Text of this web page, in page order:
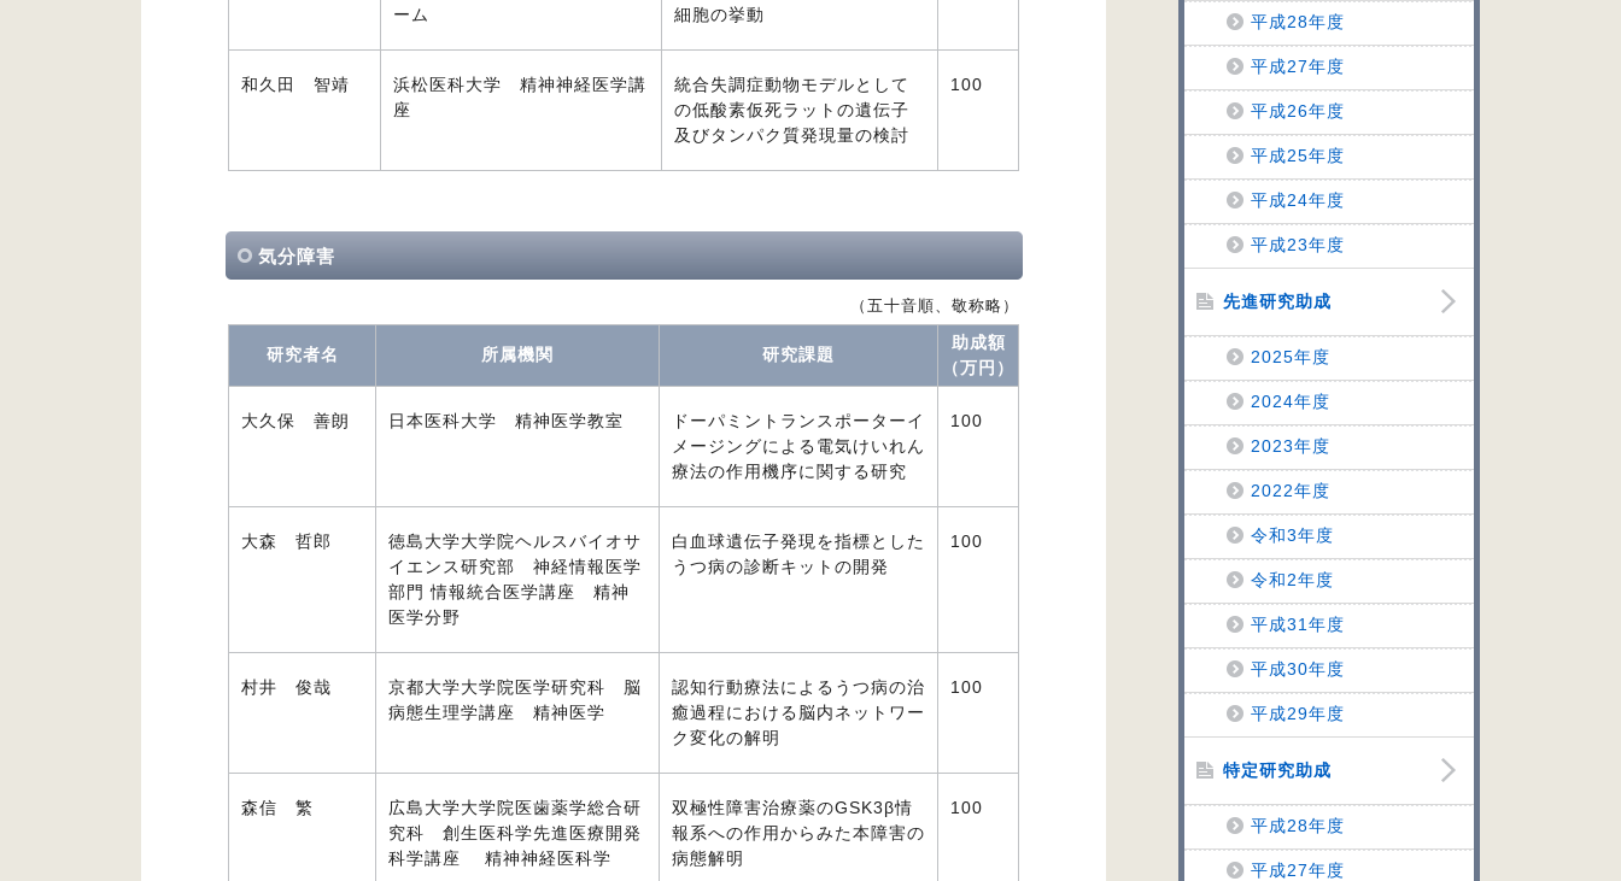
平成28年度
平成27年度
平成26年度
平成25年度
平成24年度
平成23年度
先進研究助成
2025年度
2024年度
2023年度
2022年度
令和3年度
令和2年度
平成31年度
平成30年度
平成29年度
特定研究助成
平成28年度
平成27年度
ーム
細胞の挙動
和久田 智靖
浜松医科大学 精神神経医学講
座
統合失調症動物モデルとして
の低酸素仮死ラットの遺伝子
及びタンパク質発現量の検討
100
気分障害
（五十音順、敬称略）
研究者名 所属機関 研究課題
助成額
（万円）
大久保 善朗 日本医科大学 精神医学教室
ドーパミントランスポーターイ
メージングによる電気けいれん
療法の作用機序に関する研究
100
大森 哲郎
徳島大学大学院ヘルスバイオサ
イエンス研究部 神経情報医学
部門 情報統合医学講座 精神
医学分野
白血球遺伝子発現を指標とした
うつ病の診断キットの開発
100
村井 俊哉
京都大学大学院医学研究科 脳
病態生理学講座 精神医学
認知行動療法によるうつ病の治
癒過程における脳内ネットワー
ク変化の解明
100
森信 繁
広島大学大学院医歯薬学総合研
究科 創生医科学先進医療開発
科学講座 精神神経医科学
双極性障害治療薬のGSK3β情
報系への作用からみた本障害の
病態解明
100